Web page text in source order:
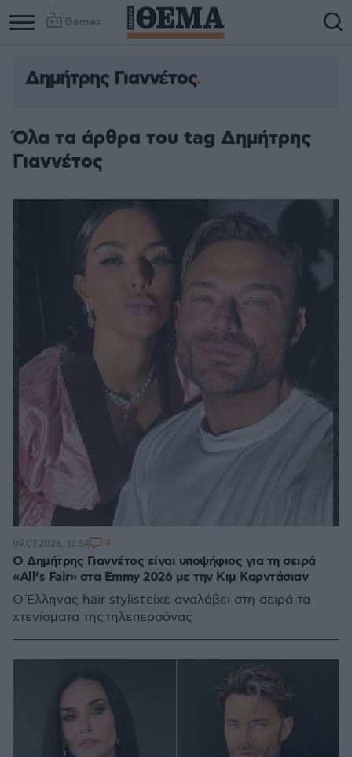
Games
Δημήτρης Γιαννέτος
Όλα τα άρθρα του tag Δημήτρης
Γιαννέτος
Ο Δημήτρης Γιαννέτος είναι υποψήφιος για τη σειρά
«All’s Fair» στα Emmy 2026 με την Κιμ Καρντάσιαν
O Έλληνας hair stylist είχε αναλάβει στη σειρά τα
χτενίσματα της τηλεπερσόνας
09.07.2026, 13:54 4